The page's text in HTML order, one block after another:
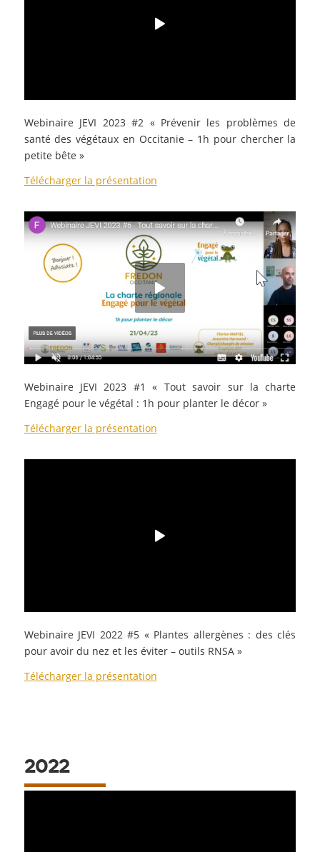
Webinaire JEVI 2023 #2 «Prévenir les problèmes de
santé des végétaux en Occitanie – 1h pour chercher la
petite bête »
Télécharger la présentation
Webinaire JEVI 2023 #1 « Tout savoir sur la charte
Engagé pour le végétal : 1h pour planter le décor »
Télécharger la présentation
Webinaire JEVI 2022 #5 « Plantes allergènes : des clés
pour avoir du nez et les éviter – outils RNSA »
Télécharger la présentation
2022